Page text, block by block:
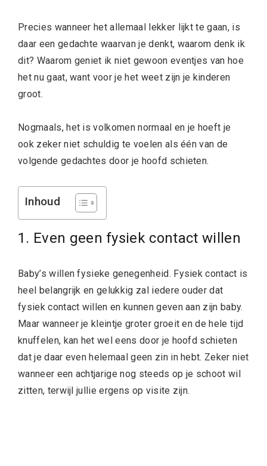
Precies wanneer het allemaal lekker lijkt te gaan, is
daar een gedachte waarvan je denkt, waarom denk ik
dit? Waarom geniet ik niet gewoon eventjes van hoe
het nu gaat, want voor je het weet zijn je kinderen
groot.
Nogmaals, het is volkomen normaal en je hoeft je
ook zeker niet schuldig te voelen als één van de
volgende gedachtes door je hoofd schieten.
Inhoud
1. Even geen fysiek contact willen
Baby’s willen fysieke genegenheid. Fysiek contact is
heel belangrijk en gelukkig zal iedere ouder dat
fysiek contact willen en kunnen geven aan zijn baby.
Maar wanneer je kleintje groter groeit en de hele tijd
knuffelen, kan het wel eens door je hoofd schieten
dat je daar even helemaal geen zin in hebt. Zeker niet
wanneer een achtjarige nog steeds op je schoot wil
zitten, terwijl jullie ergens op visite zijn.